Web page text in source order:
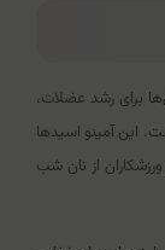
برای رشد عضلات،
این آمینو اسیدها
از نان شب